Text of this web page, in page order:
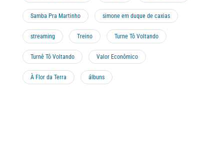
Samba Pra Martinho simone em duque de caxias
streaming Treino Turne Tô Voltando
Turnê Tô Voltando Valor Econômico
À Flor da Terra álbuns